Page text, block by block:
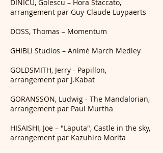
DINICU, Golescu – Hora Staccato,
arrangement par Guy-Claude Luypaerts
DOSS, Thomas – Momentum
GHIBLI Studios – Animé March Medley
GOLDSMITH, Jerry - Papillon,
arrangement par J.Kabat
GORANSSON, Ludwig - The Mandalorian,
arrangement par Paul Murtha
HISAISHI, Joe – "Laputa", Castle in the sky,
arrangement par Kazuhiro Morita